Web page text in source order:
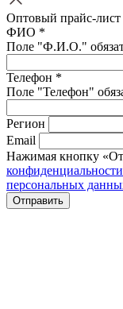
Оптовый прайс-лист
ФИО *
Поле "Ф.И.О."
Телефон *
Поле "Телефон"
Регион
Email
Нажимая кнопку
конфиденциальности
персональных
Отправить